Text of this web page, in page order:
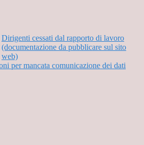
Dirigenti cessati dal rapporto di lavoro
(documentazione da pubblicare sul sito
web)
per mancata comunicazione dei dati